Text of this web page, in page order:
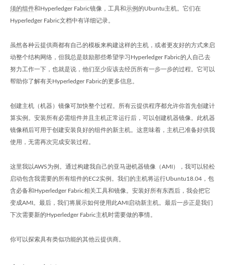
须的组件和Hyperledger Fabric镜像，工具和示例的Ubuntu主机。它们在
Hyperledger Fabric文档中有详细记录。
虽然各种云提供商都有自己的模板来构建这样的主机，或者更友好的方式来启
动整个结构网络，但我总是鼓励那些希望学习Hyperledger Fabric的人自己去
努力工作一下，也就是说，他们至少应该去经历所有一步一步的过程。它可以
帮助你了解有关Hyperledger Fabric的更多信息。
创建主机（机器）镜像可加快整个过程。所有云提供程序都允许你首先创建计
算实例。安装所有必需组件并且主机正常运行后，可以创建机器镜像。此机器
镜像稍后可用于创建安装良好的组件的新主机。这意味着，主机已准备好供我
使用，无需再次完成安装过程。
这里我以AWS为例。通过构建我自己的亚马逊机器镜像（AMI），我可以轻松
启动包含我需要的所有组件的EC2实例。我们的主机将运行Ubuntu18.04，包
含必备和Hyperledger Fabric相关工具和镜像。安装好所有东西后，我会把它
变成AMI。最后，我们将展示如何使用此AMI启动新主机。最后一步正是我们
下次需要新的Hyperledger Fabric主机时需要做的事情。
你可以探索具有类似功能的其他云提供商。